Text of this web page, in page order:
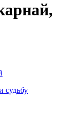
судьбу